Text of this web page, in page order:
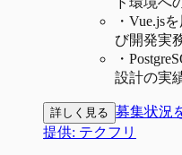
・ Vue.js
び開発実
・
設計の実
詳しく見る 募集状況
提供: テクフリ